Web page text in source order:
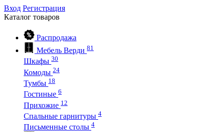
Вход Регистрация
Каталог товаров
Распродажа
Мебель Верди 81
Шкафы 30
Комоды 24
Тумбы 18
Гостиные 6
Прихожие 12
Спальные гарнитуры 4
Письменные столы 4